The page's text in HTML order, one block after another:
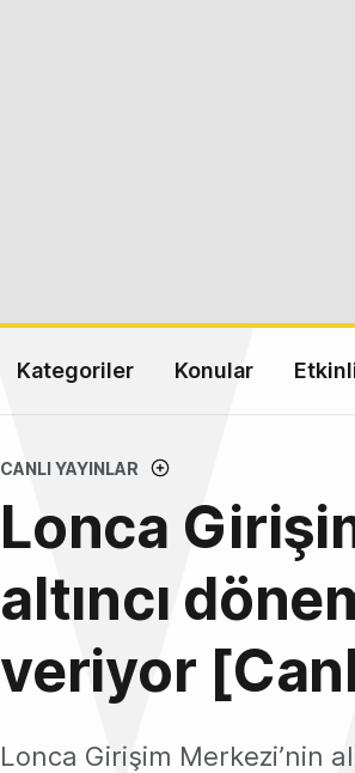
Kategoriler Konular
CANLI YAYINLAR
Lonca
altıncı
veriyor
Lonca Girişim Merkezi’nin